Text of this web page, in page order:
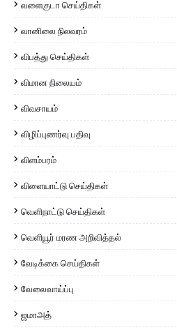
வளைகுடா செய்திகள்
வானிலை நிலவரம்
விபத்து செய்திகள்
விமான நிலையம்
விவசாயம்
விழிப்புணர்வு பதிவு
விளம்பரம்
விளையாட்டு செய்திகள்
வெளிநாட்டு செய்திகள்
வெளியூர் மரண அறிவித்தல்
வேடிக்கை செய்திகள்
வேலைவாய்ப்பு
ஜமாஅத்